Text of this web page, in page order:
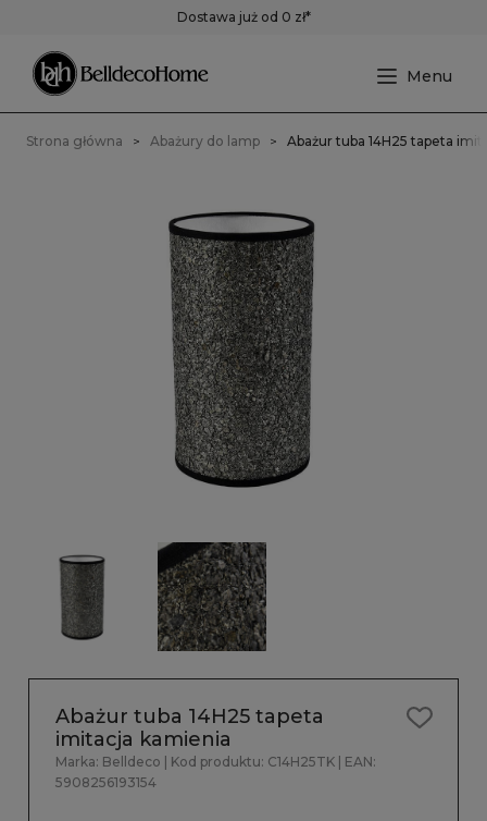
Dostawa już od 0 zł*
Strona główna Abażury do lamp Abażur tuba 14H25 tapeta
Abażur tuba 14H25 tapeta
imitacja kamienia
Marka: Belldeco | Kod produktu: C14H25TK
| EAN:
5908256193154